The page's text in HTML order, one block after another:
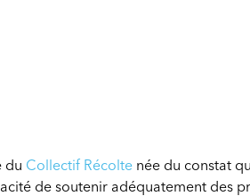
du Collectif Récolte née du constat
de soutenir adéquatement des